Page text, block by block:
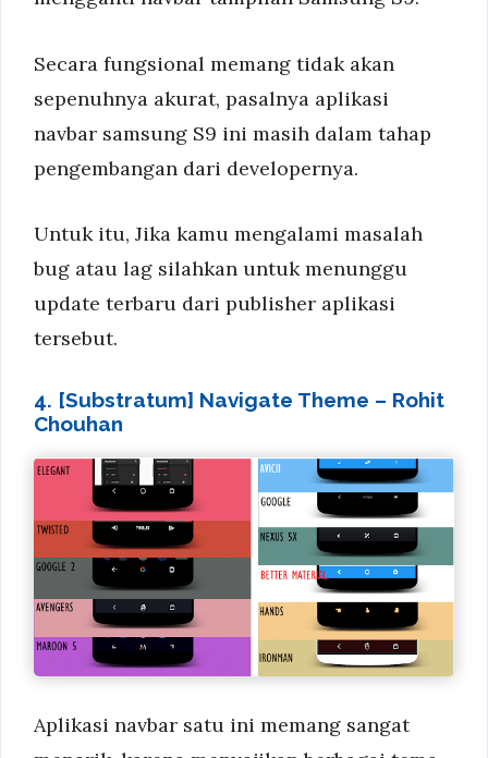
Secara fungsional memang tidak akan
sepenuhnya akurat, pasalnya aplikasi
navbar samsung S9 ini masih dalam tahap
pengembangan dari developernya.
Untuk itu, Jika kamu mengalami masalah
bug atau lag silahkan untuk menunggu
update terbaru dari publisher aplikasi
tersebut.
4. [Substratum] Navigate Theme – Rohit
Chouhan
Aplikasi navbar satu ini memang sangat